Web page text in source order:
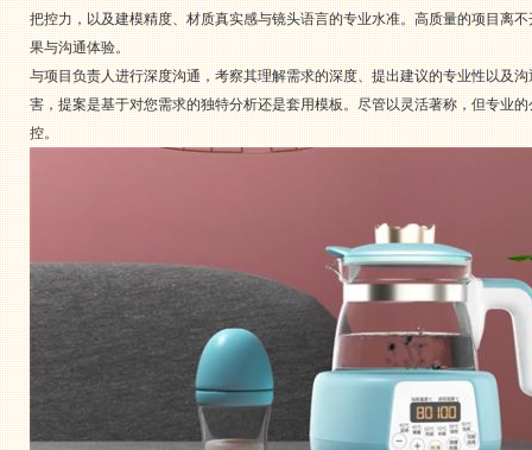
把控力，以及建模精度、材质真实感与镜头语言的专业水准。高质量的项目离
果与沟通体验。
与项目负责人进行深度沟通，考察其理解需求的深度、提出建议的专业性以及
害，提案是基于对您需求的独特分析还是套用模板。尽管以灵活著称，但专业
控。